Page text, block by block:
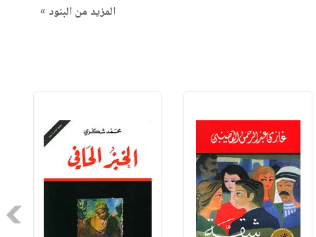
المزيد من البنود »